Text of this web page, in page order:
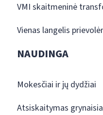
VMI skaitmeninė
Vienas langelis
NAUDINGA
Mokesčiai ir jų dydžiai
Atsiskaitymas